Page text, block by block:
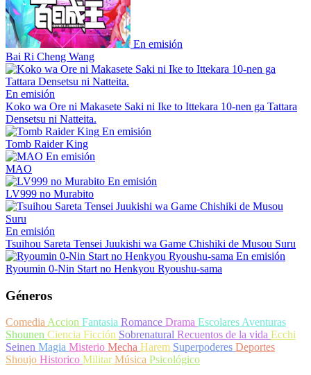
En emisión
Bai Ri Cheng Wang
En emisión
Koko wa Ore ni Makasete Saki ni Ike to Ittekara 10-nen ga Tattara
Densetsu ni Natteita.
En emisión
Tomb Raider King
En emisión
MAO
En emisión
LV999 no Murabito
En emisión
Tsuihou Sareta Tensei Juukishi wa Game Chishiki de Musou Suru
En emisión
Ryoumin 0-Nin Start no Henkyou Ryoushu-sama
Géneros
ComediaAccion Fantasia Romance Drama EscolaresAventuras
Shounen Ciencia Ficción Sobrenatural Recuentos de la vida Ecchi
Seinen Magia Misterio Mecha Harem Superpoderes Deportes
Shoujo Historico MilitarMúsica Psicológico